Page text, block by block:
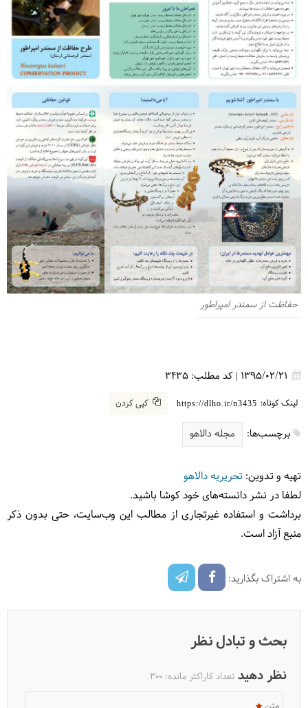
حفاظت از سمندر امپراطور
1395/02/21
| کد مطلب: 3435
لینک کوتاه: https://dlho.ir/n3435 کپی کردن
برچسب‌ها: مجله دالاهو
تهیه و تدوین: تحریریه دالاهو
لطفا در نشر دانسته‌های خود کوشا باشید.
برداشت و استفاده غیرتجاری از مطالب این وب‌سایت، حتی بدون ذکر
منبع آزاد است.
به اشتراک بگذارید:
بحث و تبادل نظر
نظر دهید تعداد کاراکتر مانده: 300